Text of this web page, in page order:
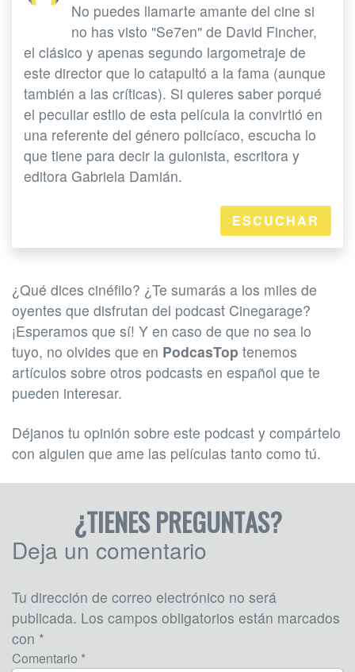
No puedes llamarte amante del cine si
no has visto "Se7en" de David Fincher,
el clásico y apenas segundo largometraje de
este director que lo catapultó a la fama (aunque
también a las críticas). Si quieres saber porqué
el peculiar estilo de esta película la convirtió en
una referente del género policíaco, escucha lo
que tiene para decir la guionista, escritora y
editora Gabriela Damián.
ESCUCHAR
¿Qué dices cinéfilo? ¿Te sumarás a los miles de
oyentes que disfrutan del podcast Cinegarage?
¡Esperamos que sí! Y en caso de que no sea lo
tuyo, no olvides que en PodcasTop tenemos
artículos sobre otros podcasts en español que te
pueden interesar.
Déjanos tu opinión sobre este podcast y compártelo
con alguien que ame las películas tanto como tú.
¿TIENES PREGUNTAS?
Deja un comentario
Tu dirección de correo electrónico no será
publicada. Los campos obligatorios están marcados
con *
Comentario *